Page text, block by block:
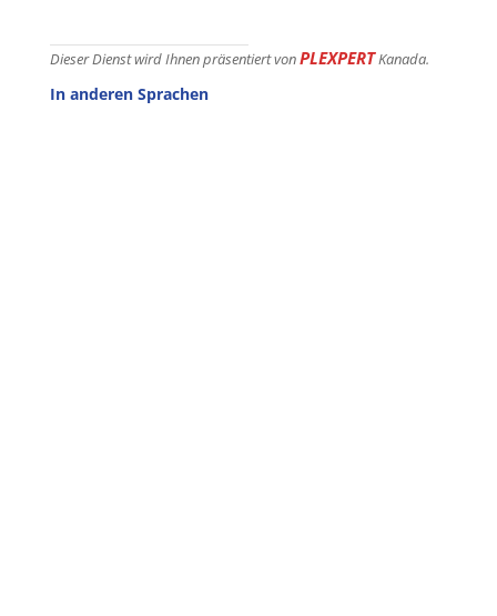
Dieser Dienst wird Ihnen präsentiert vonPLEXPERTKanada.
In anderen Sprachen